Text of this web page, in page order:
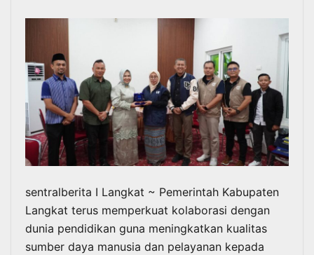
sentralberita I Langkat ~ Pemerintah Kabupaten
Langkat terus memperkuat kolaborasi dengan
dunia pendidikan guna meningkatkan kualitas
sumber daya manusia dan pelayanan kepada